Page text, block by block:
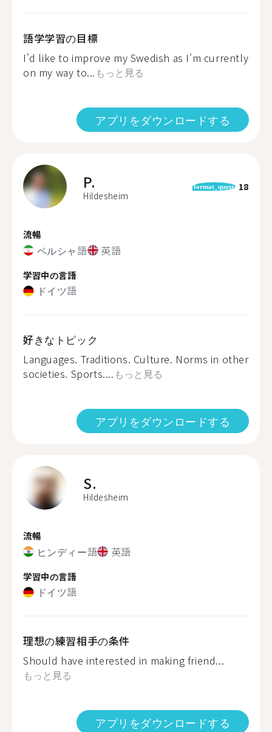
語学学習の目標
I'd like to improve my Swedish as I'm currently
on my way to... もっと見る
アプリをダウンロードする
P.
Hildesheim
format_quote 18
流暢
ペルシャ語 英語
学習中の言語
ドイツ語
好きなトピック
Languages. Traditions. Culture. Norms in other
societies. Sports.... もっと見る
アプリをダウンロードする
S.
Hildesheim
流暢
ヒンディー語 英語
学習中の言語
ドイツ語
理想の練習相手の条件
Should have interested in making friend...
もっと見る
アプリをダウンロードする